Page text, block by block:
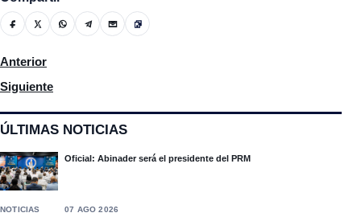
ÚLTIMAS NOTICIAS
Oficial: Abinader será el presidente del PRM
NOTICIAS 07 AGO 2026
Artículo anterior: Gobierno y sector privado anuncian un plan
Anterior
Artículo siguiente: El Minerd anuncia programa virtual de
Siguiente